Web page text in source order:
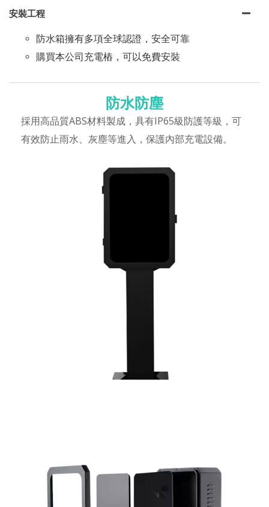
安裝工程
防水箱擁有多項全球認證，安全可靠
購買本公司充電樁，可以免費安裝
防水防塵
採用高品質ABS材料製成，具有IP65級防護等級，可
有效防止雨水、灰塵等進入，保護內部充電設備。